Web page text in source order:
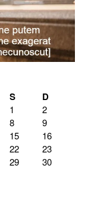
S D
1
2
8
9
15
16
22
23
29
30